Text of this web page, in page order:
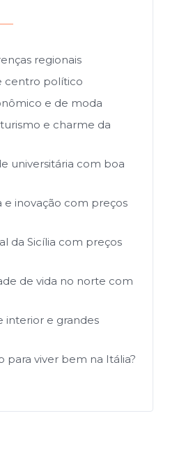
regionais
centro político
e de moda
e charme da
universitária com boa
e inovação com preços
da Sicília com preços
de vida no norte com
interior e grandes
para viver bem na Itália?